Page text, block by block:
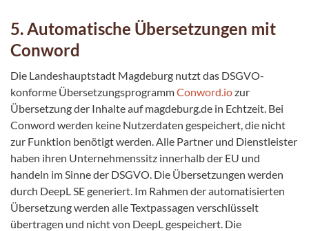
5. Automatische Übersetzungen mit
Conword
Die Landeshauptstadt Magdeburg nutzt das DSGVO-
konforme ÜbersetzungsprogrammConword.iozur
Übersetzung der Inhalte auf magdeburg.de in Echtzeit. Bei
Conword werden keine Nutzerdaten gespeichert, die nicht
zur Funktion benötigt werden. Alle Partner und Dienstleister
haben ihren Unternehmenssitz innerhalb der EU und
handeln im Sinne der DSGVO. Die Übersetzungen werden
durch DeepL SE generiert. Im Rahmen der automatisierten
Übersetzung werden alle Textpassagen verschlüsselt
übertragen und nicht von DeepL gespeichert. Die